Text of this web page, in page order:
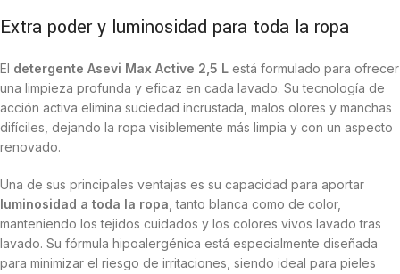
Extra poder y luminosidad para toda la ropa
El detergente Asevi Max Active 2,5 L está formulado para ofrecer
una limpieza profunda y eficaz en cada lavado. Su tecnología de
acción activa elimina suciedad incrustada, malos olores y manchas
difíciles, dejando la ropa visiblemente más limpia y con un aspecto
renovado.
Una de sus principales ventajas es su capacidad para aportar
luminosidad a toda la ropa , tanto blanca como de color,
manteniendo los tejidos cuidados y los colores vivos lavado tras
lavado. Su fórmula hipoalergénica está especialmente diseñada
para minimizar el riesgo de irritaciones, siendo ideal para pieles